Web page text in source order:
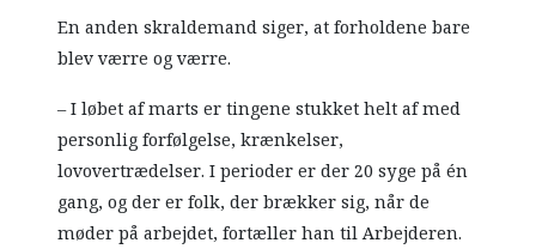
En anden skraldemand siger, at forholdene bare
blev værre og værre.
– I løbet af marts er tingene stukket helt af med
personlig forfølgelse, krænkelser,
lovovertrædelser. I perioder er der 20 syge på én
gang, og der er folk, der brækker sig, når de
møder på arbejdet, fortæller han til Arbejderen.